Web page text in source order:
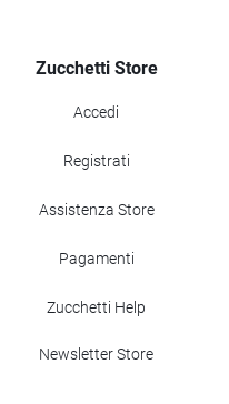
Zucchetti Store
Accedi
Registrati
Assistenza Store
Pagamenti
Zucchetti Help
Newsletter Store